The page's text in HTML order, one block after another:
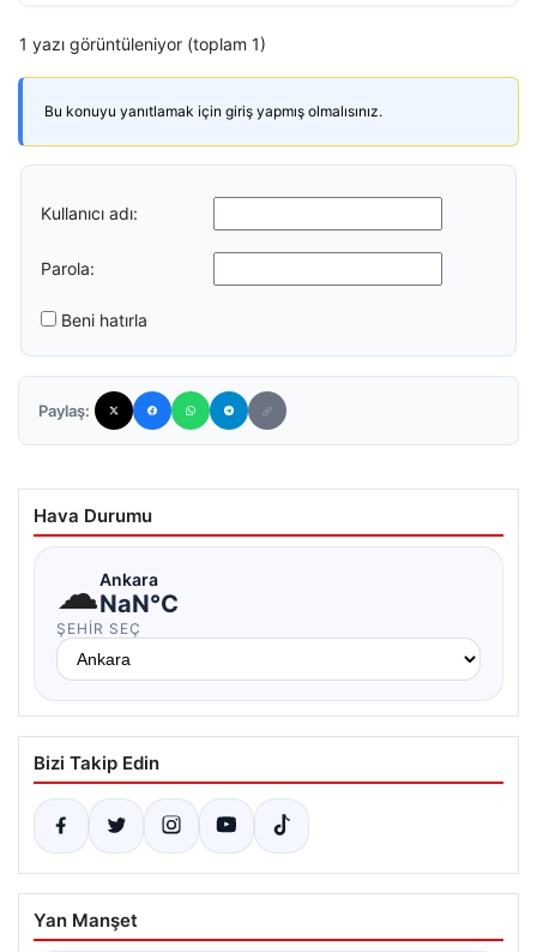
1 yazı görüntüleniyor (toplam 1)
Bu konuyu yanıtlamak için giriş yapmış olmalısınız.
Kullanıcı adı:
Parola:
Beni hatırla
Paylaş:
Hava Durumu
☁Ankara
NaN°C
ŞEHIR SEÇ
Bizi Takip Edin
Yan Manşet